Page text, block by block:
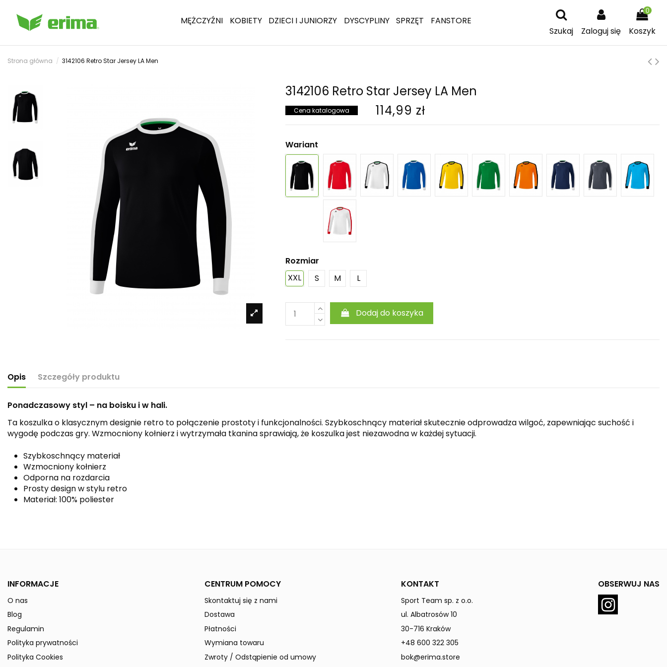
MĘŻCZYŹNI KOBIETY DZIECI I JUNIORZY DYSCYPLINY SPRZĘT
FANSTORE
Szukaj
Zaloguj się
0
Koszyk
Strona główna 3142106 Retro Star Jersey LA Men
3142106 Retro Star Jersey LA Men
Cena katalogowa 114,99 zł
Wariant
Rozmiar
XXL
S M L
Dodaj do koszyka
Opis Szczegóły produktu
Ponadczasowy styl – na boisku i w hali.
Ta koszulka o klasycznym designie retro to połączenie prostoty i funkcjonalności. Szybkoschnący materiał skutecznie odprowadza wilgoć, zapewniając suchość i
wygodę podczas gry. Wzmocniony kołnierz i wytrzymała tkanina sprawiają, że koszulka jest niezawodna w każdej sytuacji.
Szybkoschnący materiał
Wzmocniony kołnierz
Odporna na rozdarcia
Prosty design w stylu retro
Materiał: 100% poliester
Indeks
W magazynie
ean13 4062075067803
» Podmiot odpowiedzialny
INFORMACJE
O nas
Blog
Regulamin
Polityka prywatności
Polityka Cookies
CENTRUM POMOCY
Skontaktuj się z nami
Dostawa
Płatności
Wymiana towaru
Zwroty / Odstąpienie od umowy
KONTAKT
Sport Team sp. z o.o.
ul. Albatrosów 10
30-716 Kraków
+48 600 322 305
bok@erima.store
OBSERWUJ NAS